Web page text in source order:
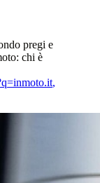
pregi e
chi è
,